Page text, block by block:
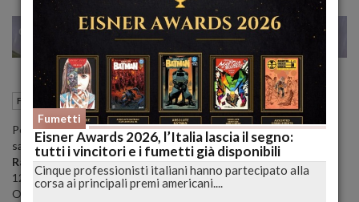
MILANO 22 23
Fumetti Lucca (LU) 08 Ottobre 2022 11:46
Per tutti gli appassionati di Cosplay, il programma di quest’anno
sarà come sempre ricco e coinvolgente, a partire dai due grandi
Raduni Nazionali: “Spiderman 60” sabato 29 Ottobre alle ore
12:00, con la partecipazione speciale di John Romita Jr., e “Lady
Oscar 50° Anniversario” domenica 30 Ottobre alle ore 12:00,
Fumetti
Eisner Awards 2026, l’Italia lascia il segno:
tutti i vincitori e i fumetti già disponibili
Cinque professionisti italiani hanno partecipato alla
corsa ai principali premi americani....